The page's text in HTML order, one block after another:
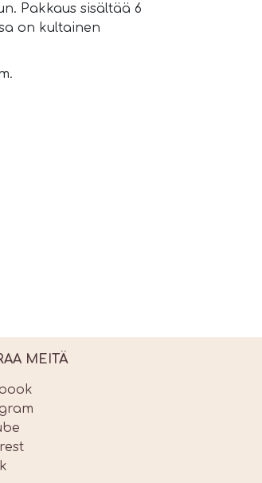
Pakkaus sisältää 6
on kultainen
MEITÄ